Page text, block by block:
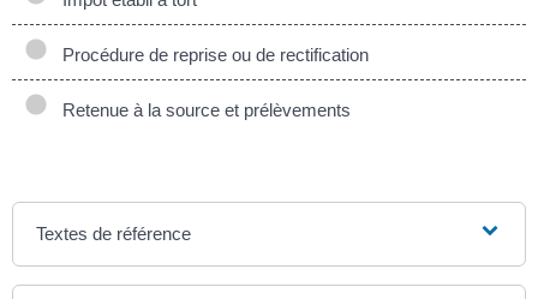
Procédure de reprise ou de rectification
Retenue à la source et prélèvements
Textes de référence